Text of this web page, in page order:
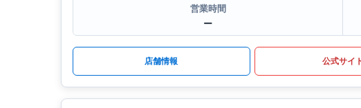
営業時間
ー
店舗情報 公式サイ